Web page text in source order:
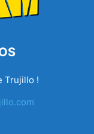
Trujillo !